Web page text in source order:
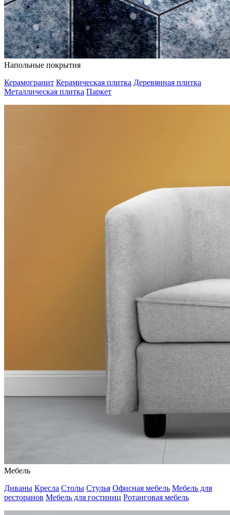
Напольные покрытия
Керамогранит Керамическая плитка Деревянная плитка
Металлическая плитка Паркет
Мебель
Диваны Кресла Столы Стулья Офисная мебель Мебель для
ресторанов Мебель для гостиниц Ротанговая мебель